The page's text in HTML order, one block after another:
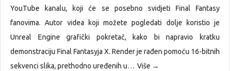
YouTube kanalu, koji će se posebno svidjeti Final Fantasy
fanovima. Autor videa koji možete pogledati dolje koristio je
Unreal Engine grafički pokretač, kako bi napravio kratku
demonstraciju Final Fantasyja X. Render je rađen pomoću 16-bitnih
sekvenci slika, prethodno uređenih u… Više →